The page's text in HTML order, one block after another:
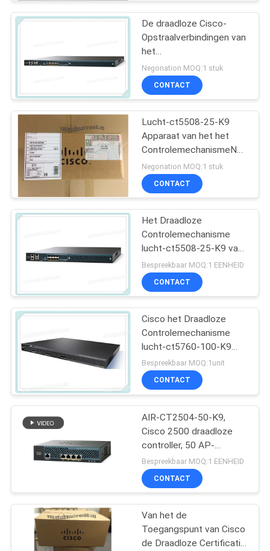
NEEM
MET
ONS
OP
NIEUWS
GEVALLEN
SITEMAP
PRIVACYBELEID
De draadloze Cisco-
Opstraalverbindingen van
het
Netwerkcontrolemechanisme
lucht-ct5508-12-K9 8 X
SFP 10/100/1000 rj-45
Negonation MOQ:1 stuk
CONTACT
Lucht-ct5508-25-K9
Apparaat van het het
van Cisco het Draadloze
Negonation MOQ:1 stuk
CONTACT
Het Draadloze
Controlemechanisme
lucht-ct5508-25-K9 van
Aironetcisco 5508
Reeksen voor maximaal
25 APs
Bespreekbaar MOQ:1 EENHEID
CONTACT
Cisco het Draadloze
Controlemechanisme
lucht-ct5760-100-K9
van 5700 Reeksencisco
voor maximaal 100 APs
Bespreekbaar MOQ:1unit
CONTACT
AIR-CT2504-50-K9,
Cisco 2500 draadloze
controller, 50 AP-
licenties/4xGE-
poorten/RF-beheer
Bespreekbaar MOQ:1 EENHEID
CONTACT
Van het de
Toegangspunt van Cisco
de Draadloze Certificatie